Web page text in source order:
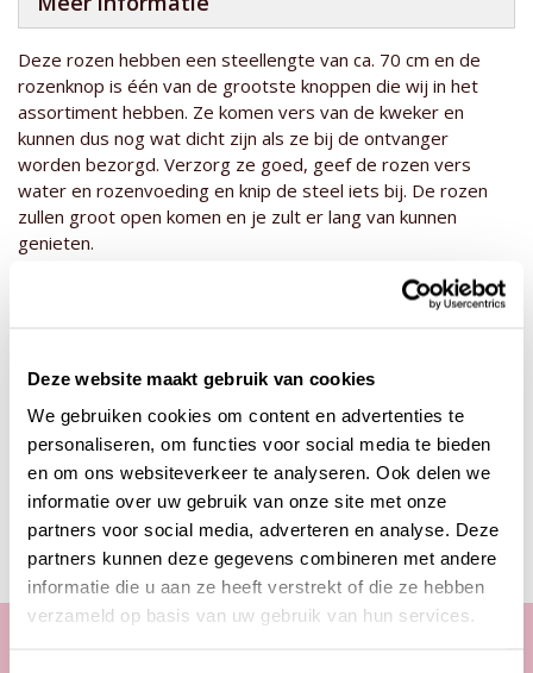
Deze website maakt gebruik van cookies
We gebruiken cookies om content en advertenties te
personaliseren, om functies voor social media te bieden
en om ons websiteverkeer te analyseren. Ook delen we
informatie over uw gebruik van onze site met onze
partners voor social media, adverteren en analyse. Deze
partners kunnen deze gegevens combineren met andere
informatie die u aan ze heeft verstrekt of die ze hebben
verzameld op basis van uw gebruik van hun services.
Deze rozen hebben een steellengte van ca. 70 cm en de
rozenknop is één van de grootste knoppen die wij in het
assortiment hebben. Ze komen vers van de kweker en
kunnen dus nog wat dicht zijn als ze bij de ontvanger
worden bezorgd. Verzorg ze goed, geef de rozen vers
water en rozenvoeding en knip de steel iets bij. De rozen
zullen groot open komen en je zult er lang van kunnen
genieten.
Maak het cadeau helemaal af door een mooie fles prosecco
of champagne toe te voegen. Liever geen alcohol? We
dat bij de ontvanger past!
Deze producten zijn wellicht ook interessant